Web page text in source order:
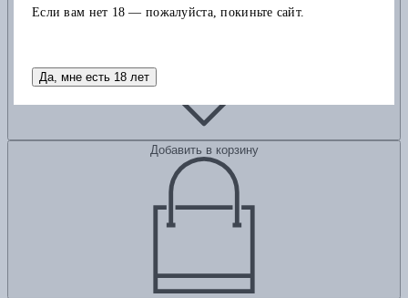
Добавить в корзину
Если вам нет 18 — пожалуйста, покиньте сайт.
Да, мне есть 18 лет